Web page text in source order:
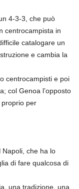
4-3-3, che può
centrocampista in
catalogare un
e cambia la
centrocampisti e poi
col Genoa l’opposto
proprio per
Napoli, che ha lo
di fare qualcosa di
una tradizione, una